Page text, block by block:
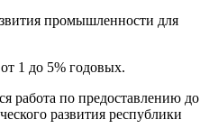
промышленности для
1 до 5% годовых.
работа по предоставлению до
развития республики